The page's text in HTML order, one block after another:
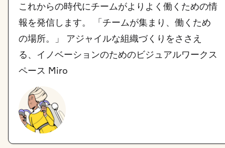
これからの時代にチームがよりよく働くための情
報を発信します。 「チームが集まり、働くため
の場所。」 アジャイルな組織づくりをささえ
る、イノベーションのためのビジュアルワークス
ペース Miro